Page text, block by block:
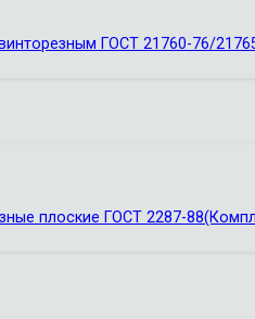
ГОСТ 21760-76/
плоские ГОСТ 2287-